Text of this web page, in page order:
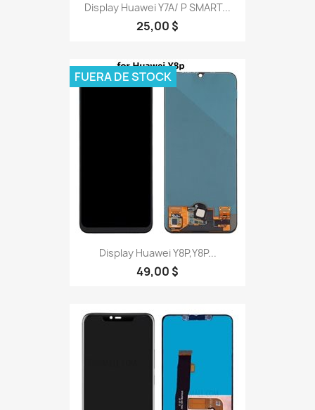
Display Huawei Y7A/ P SMART...
25,00 $
Display Huawei Y8P,Y8P...
49,00 $
FUERA DE STOCK